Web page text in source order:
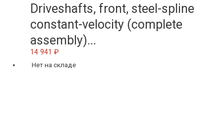
Driveshafts, front, steel-spline
constant-velocity (complete
assembly)...
14 941₽
Нет на складе